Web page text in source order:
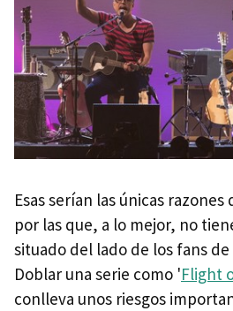
Esas serían las únicas
por las que, a lo mejor, no
situado del lado de los fans de
Doblar una serie como 'Flight
conlleva unos riesgos